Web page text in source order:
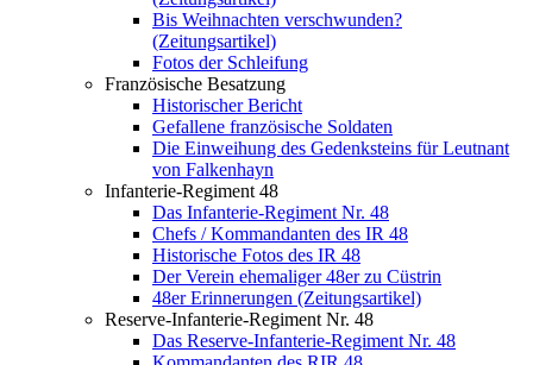
Bis Weihnachten verschwunden?
(Zeitungsartikel)
Fotos der Schleifung
Französische Besatzung
Historischer Bericht
Gefallene französische Soldaten
Die Einweihung des Gedenksteins für Leutnant
von Falkenhayn
Infanterie-Regiment 48
Das Infanterie-Regiment Nr. 48
Chefs / Kommandanten des IR 48
Historische Fotos des IR 48
Der Verein ehemaliger 48er zu Cüstrin
48er Erinnerungen (Zeitungsartikel)
Reserve-Infanterie-Regiment Nr. 48
Das Reserve-Infanterie-Regiment Nr. 48